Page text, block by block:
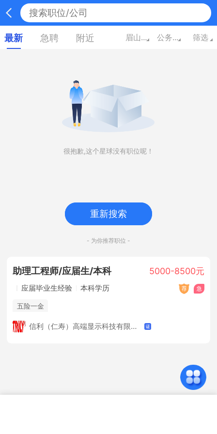
最新 急聘 附近 眉山四川 公务员/翻译/其他 筛选
很抱歉,这个星球没有职位呢！
重新搜索
- 为你推荐职位 -
助理工程师/应届生/本科 5000-8500元
应届毕业生经验 本科学历
五险一金
信利（仁寿）高端显示科技有限公司